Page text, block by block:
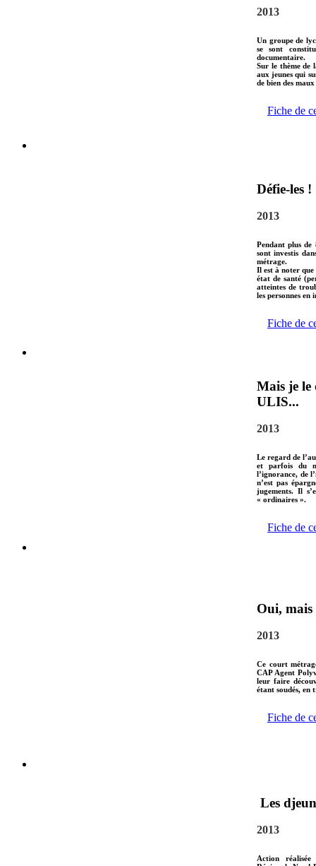
2013
Un groupe de
se sont
documentaire.
Sur le thème de
aux jeunes qui
de bien des
Fiche de
Défie-les !
2013
Pendant plus de
sont investis
métrage.
Il est à noter que
état de santé
atteintes de
les personnes en
Fiche de
Mais je le
ULIS...
2013
Le regard de
et parfois du
l’ignorance, de
n’est pas
jugements. Il
« ordinaires ».
Fiche de
Oui, mais
2013
Ce court
CAP Agent
leur faire
étant soudés, en
Fiche de
Les
2013
Action